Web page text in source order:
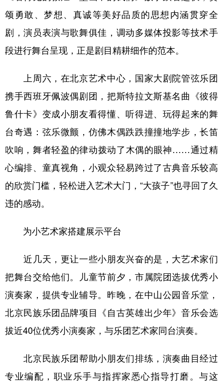
颂勇敢、梦想、真诚等美好品质的思想内涵贯穿全
剧，演员表演与歌舞俱佳，调动多媒体投影等技术手
段进行舞台呈现，正是剧目精耕细作的范本。
上周六，在北京艺术中心，国家大剧院管弦乐团
携手西班牙佩波偶剧团，把斯特拉文斯基名曲《彼得
鲁什卡》变成小朋友看得懂、听得进、玩得起来的舞
台奇遇：弦乐微颤，仿佛木偶跌跌撞撞地学步，长笛
吹响，舞者轻盈的律动拨动了木偶的眼神……通过精
心编排、童真视角，小观众轻易跨过了古典音乐较高
的欣赏门槛，轻松进入艺术大门，“大孩子”也寻回了久
违的感动。
为小艺术家搭建展示平台
近几天，更让一些小朋友兴奋的是，大艺术家们
把舞台交给他们。儿童节前夕，市属院团选拔优秀小
演奏家，提供专业辅导。昨晚，在中山公园音乐堂，
北京民族乐团品牌项目《自古英雄出少年》音乐会选
拔近40位优秀小演奏家，与乐团艺术家同台演奏。
北京民族乐团帮助小朋友们排练，演奏曲目经过
专业编配，职业乐手与指挥家悉心指导打磨。与这